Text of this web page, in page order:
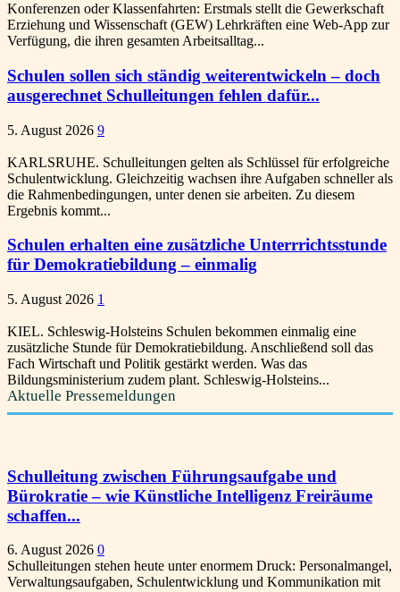
Konferenzen oder Klassenfahrten: Erstmals stellt die Gewerkschaft
Erziehung und Wissenschaft (GEW) Lehrkräften eine Web-App zur
Verfügung, die ihren gesamten Arbeitsalltag...
Schulen sollen sich ständig weiterentwickeln – doch
ausgerechnet Schulleitungen fehlen dafür...
5. August 2026 9
KARLSRUHE. Schulleitungen gelten als Schlüssel für erfolgreiche
Schulentwicklung. Gleichzeitig wachsen ihre Aufgaben schneller als
die Rahmenbedingungen, unter denen sie arbeiten. Zu diesem
Ergebnis kommt...
Schulen erhalten eine zusätzliche Unterrrichtsstunde
für Demokratiebildung – einmalig
5. August 2026 1
KIEL. Schleswig-Holsteins Schulen bekommen einmalig eine
zusätzliche Stunde für Demokratiebildung. Anschließend soll das
Fach Wirtschaft und Politik gestärkt werden. Was das
Bildungsministerium zudem plant. Schleswig-Holsteins...
Aktuelle Pressemeldungen
Schulleitung zwischen Führungsaufgabe und
Bürokratie – wie Künstliche Intelligenz Freiräume
schaffen...
6. August 2026 0
Schulleitungen stehen heute unter enormem Druck: Personalmangel,
Verwaltungsaufgaben, Schulentwicklung und Kommunikation mit